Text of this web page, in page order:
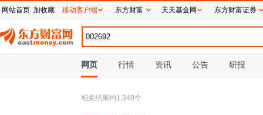
网页 行情 资讯 公告 研报
相关结果约1,340个
网站首页 加收藏 移动客户端 东方财富 天天基金网 东方财富证券